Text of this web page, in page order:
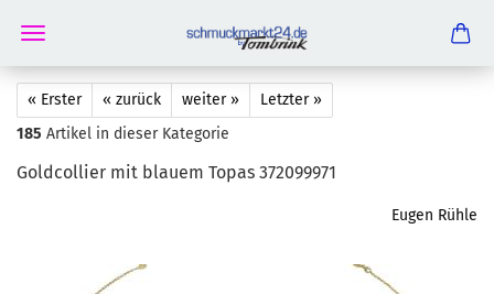
« Erster « zurück weiter »
Letzter »
185 Artikel in dieser Kategorie
Gold­col­lier mit blau­em Topas 372099971
Eugen Rühle